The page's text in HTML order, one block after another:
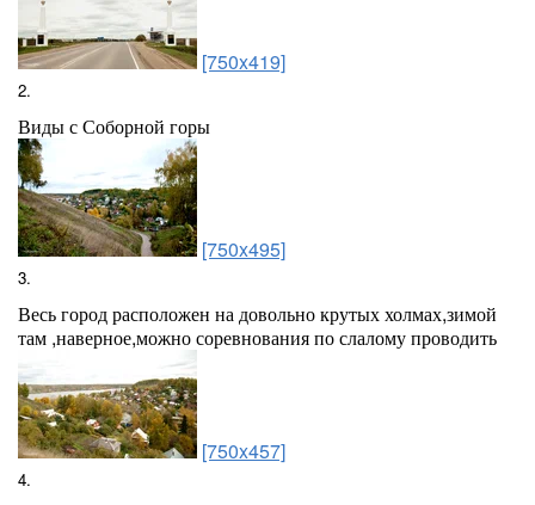
[750x419]
2.
Виды с Соборной горы
[750x495]
3.
Весь город расположен на довольно крутых холмах,зимой
там ,наверное,можно соревнования по слалому проводить
[750x457]
4.